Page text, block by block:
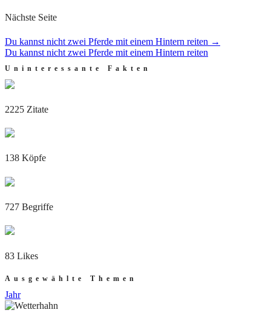
Nächste Seite
Du kannst nicht zwei Pferde mit einem Hintern reiten →
Du kannst nicht zwei Pferde mit einem Hintern reiten
Uninteressante Fakten
2225 Zitate
138 Köpfe
727 Begriffe
83 Likes
Ausgewählte Themen
Jahr